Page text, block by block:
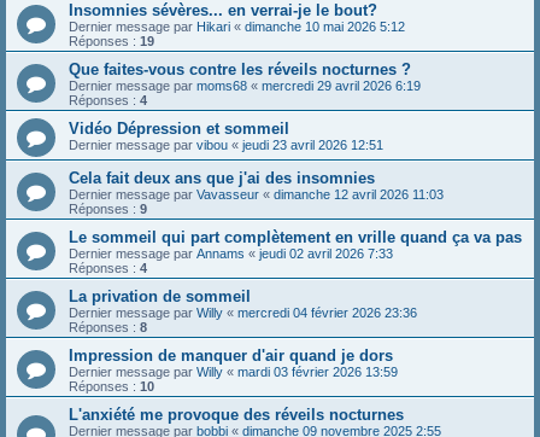
Insomnies sévères... en verrai-je le bout?
Dernier message par Hikari « dimanche 10 mai 2026 5:12
Réponses : 19
Que faites-vous contre les réveils nocturnes ?
Dernier message par moms68 « mercredi 29 avril 2026 6:19
Réponses : 4
Vidéo Dépression et sommeil
Dernier message par vibou « jeudi 23 avril 2026 12:51
Cela fait deux ans que j'ai des insomnies
Dernier message par Vavasseur « dimanche 12 avril 2026 11:03
Réponses : 9
Le sommeil qui part complètement en vrille quand ça va pas
Dernier message par Annams « jeudi 02 avril 2026 7:33
Réponses : 4
La privation de sommeil
Dernier message par Willy « mercredi 04 février 2026 23:36
Réponses : 8
Impression de manquer d'air quand je dors
Dernier message par Willy « mardi 03 février 2026 13:59
Réponses : 10
L'anxiété me provoque des réveils nocturnes
Dernier message par bobbi « dimanche 09 novembre 2025 2:55